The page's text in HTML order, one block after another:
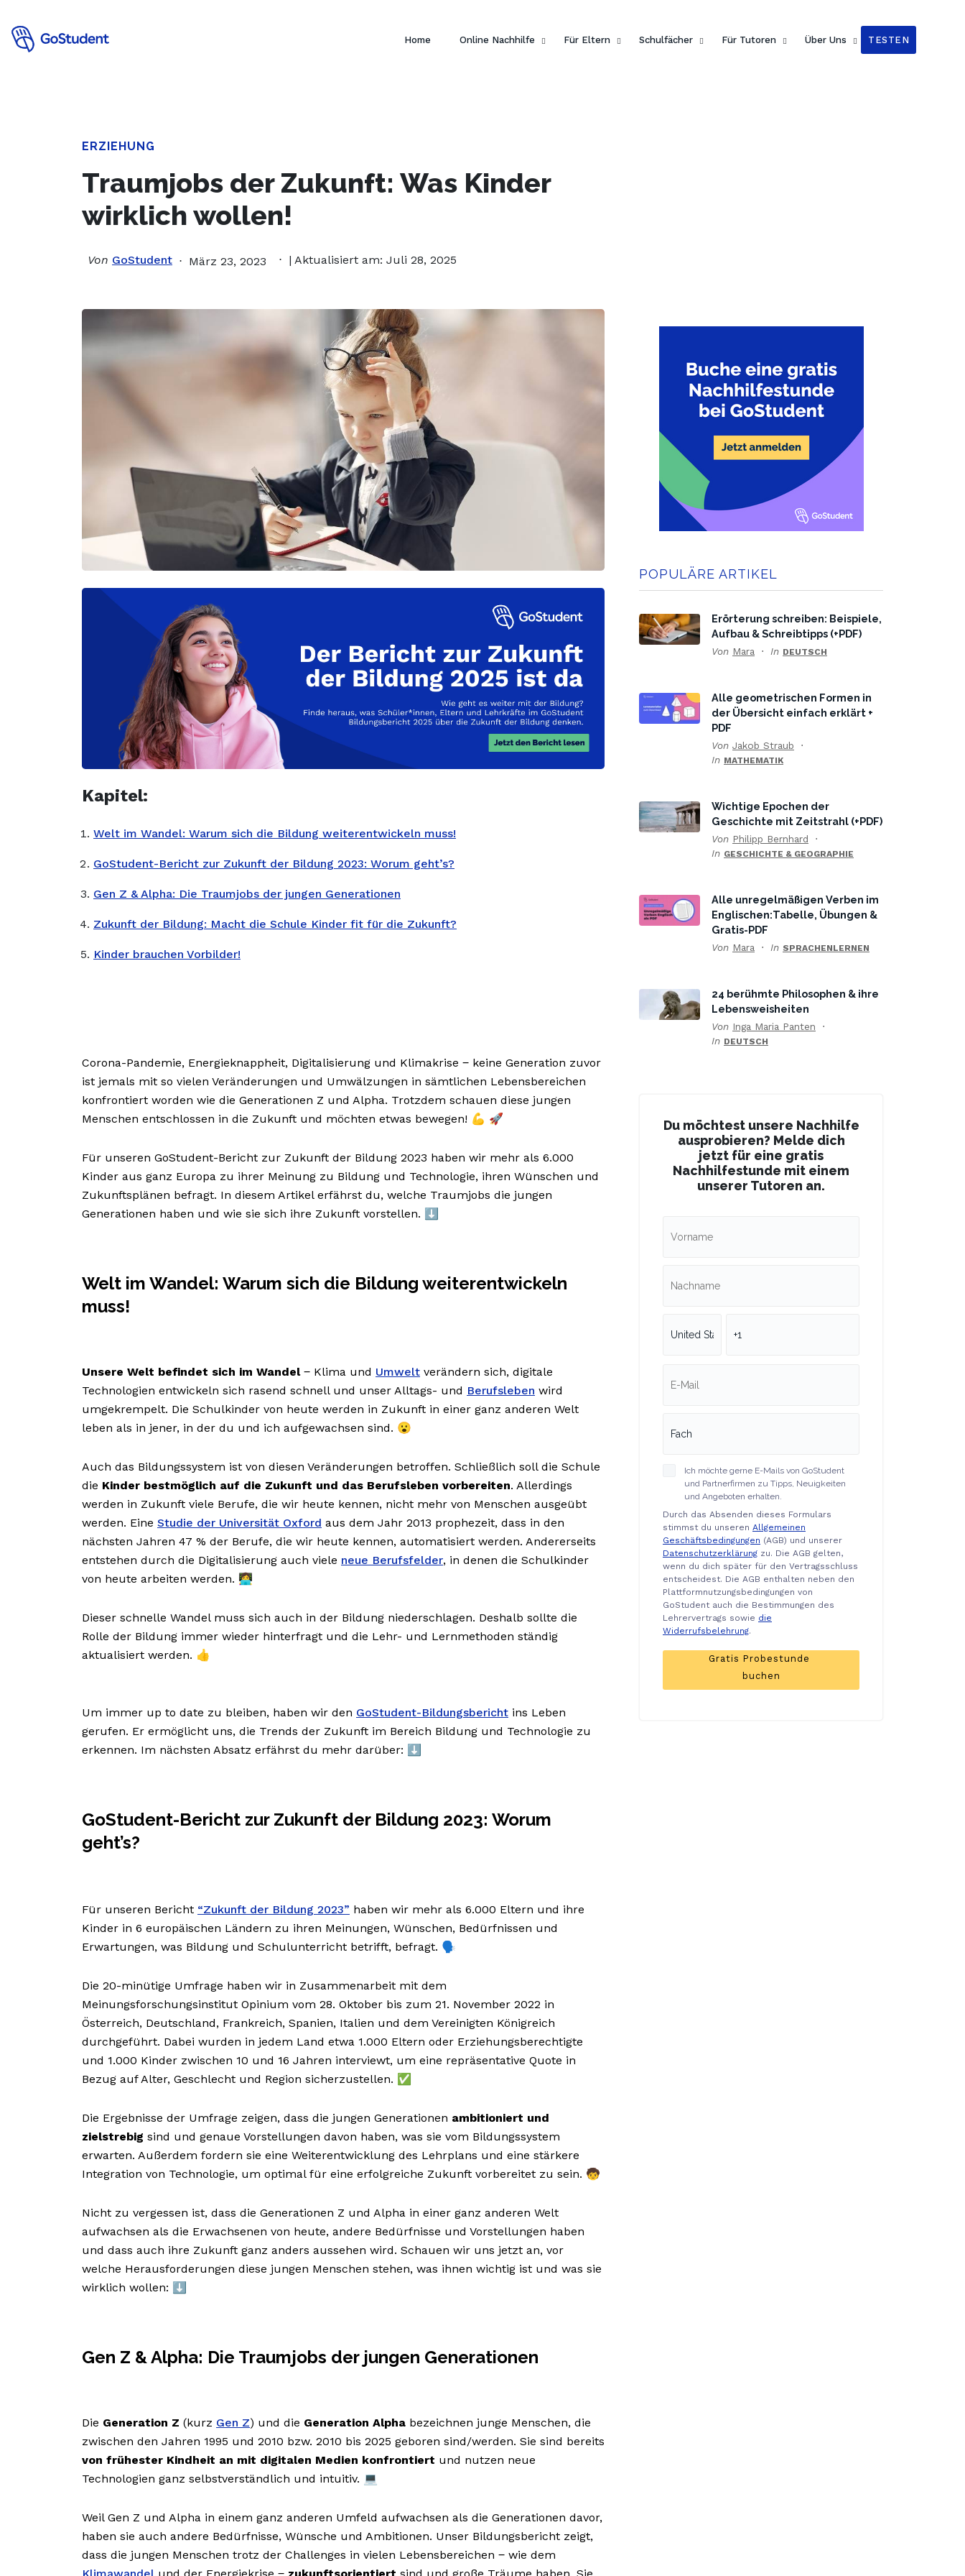
Home Online Nachhilfe Für Eltern Schulfächer Für Tutoren Über Uns TESTEN
ERZIEHUNG
Traumjobs der Zukunft: Was Kinder
wirklich wollen!
Von GoStudent März 23, 2023 | Aktualisiert am: Juli 28, 2025
Kapitel:
Welt im Wandel: Warum sich die Bildung weiterentwickeln muss!
GoStudent-Bericht zur Zukunft der Bildung 2023: Worum geht’s?
Gen Z & Alpha: Die Traumjobs der jungen Generationen
Zukunft der Bildung: Macht die Schule Kinder fit für die Zukunft?
Kinder brauchen Vorbilder!
Corona-Pandemie, Energieknappheit, Digitalisierung und Klimakrise ‒ keine Generation zuvor
ist jemals mit so vielen Veränderungen und Umwälzungen in sämtlichen Lebensbereichen
konfrontiert worden wie die Generationen Z und Alpha. Trotzdem schauen diese jungen
Menschen entschlossen in die Zukunft und möchten etwas bewegen! 💪 🚀
Für unseren GoStudent-Bericht zur Zukunft der Bildung 2023 haben wir mehr als 6.000
Kinder aus ganz Europa zu ihrer Meinung zu Bildung und Technologie, ihren Wünschen und
Zukunftsplänen befragt. In diesem Artikel erfährst du, welche Traumjobs die jungen
Generationen haben und wie sie sich ihre Zukunft vorstellen. ⬇️
Welt im Wandel: Warum sich die Bildung weiterentwickeln
muss!
Unsere Welt befindet sich im Wandel‒ Klima und Umwelt verändern sich, digitale
Technologien entwickeln sich rasend schnell und unser Alltags- und Berufsleben wird
umgekrempelt. Die Schulkinder von heute werden in Zukunft in einer ganz anderen Welt
leben als in jener, in der du und ich aufgewachsen sind. 😮
Auch das Bildungssystem ist von diesen Veränderungen betroffen. Schließlich soll die Schule
die Kinder bestmöglich auf die Zukunft und das Berufsleben vorbereiten. Allerdings
werden in Zukunft viele Berufe, die wir heute kennen, nicht mehr von Menschen ausgeübt
werden. Eine Studie der Universität Oxford aus dem Jahr 2013 prophezeit, dass in den
nächsten Jahren 47 % der Berufe, die wir heute kennen, automatisiert werden. Andererseits
entstehen durch die Digitalisierung auch viele neue Berufsfelder, in denen die Schulkinder
von heute arbeiten werden. 👩‍💻
Dieser schnelle Wandel muss sich auch in der Bildung niederschlagen. Deshalb sollte die
Rolle der Bildung immer wieder hinterfragt und die Lehr- und Lernmethoden ständig
aktualisiert werden. 👍
Um immer up to date zu bleiben, haben wir den GoStudent-Bildungsbericht ins Leben
gerufen. Er ermöglicht uns, die Trends der Zukunft im Bereich Bildung und Technologie zu
erkennen. Im nächsten Absatz erfährst du mehr darüber: ⬇️
GoStudent-Bericht zur Zukunft der Bildung 2023: Worum
geht’s?
Für unseren Bericht “Zukunft der Bildung 2023” haben wir mehr als 6.000 Eltern und ihre
Kinder in 6 europäischen Ländern zu ihren Meinungen, Wünschen, Bedürfnissen und
Erwartungen, was Bildung und Schulunterricht betrifft, befragt. 🗣️
Die 20-minütige Umfrage haben wir in Zusammenarbeit mit dem
Meinungsforschungsinstitut Opinium vom 28. Oktober bis zum 21. November 2022 in
Österreich, Deutschland, Frankreich, Spanien, Italien und dem Vereinigten Königreich
durchgeführt. Dabei wurden in jedem Land etwa 1.000 Eltern oder Erziehungsberechtigte
und 1.000 Kinder zwischen 10 und 16 Jahren interviewt, um eine repräsentative Quote in
Bezug auf Alter, Geschlecht und Region sicherzustellen. ✅
Die Ergebnisse der Umfrage zeigen, dass die jungen Generationen ambitioniert und
zielstrebig sind und genaue Vorstellungen davon haben, was sie vom Bildungssystem
erwarten. Außerdem fordern sie eine Weiterentwicklung des Lehrplans und eine stärkere
Integration von Technologie, um optimal für eine erfolgreiche Zukunft vorbereitet zu sein. 🧒
Nicht zu vergessen ist, dass die Generationen Z und Alpha in einer ganz anderen Welt
aufwachsen als die Erwachsenen von heute, andere Bedürfnisse und Vorstellungen haben
und dass auch ihre Zukunft ganz anders aussehen wird. Schauen wir uns jetzt an, vor
welche Herausforderungen diese jungen Menschen stehen, was ihnen wichtig ist und was sie
wirklich wollen: ⬇️
Gen Z & Alpha: Die Traumjobs der jungen Generationen
Die Generation Z (kurz Gen Z) und die Generation Alpha bezeichnen junge Menschen, die
zwischen den Jahren 1995 und 2010 bzw. 2010 bis 2025 geboren sind/werden. Sie sind bereits
von frühester Kindheit an mit digitalen Medien konfrontiert und nutzen neue
Technologien ganz selbstverständlich und intuitiv. 💻
Weil Gen Z und Alpha in einem ganz anderen Umfeld aufwachsen als die Generationen davor,
haben sie auch andere Bedürfnisse, Wünsche und Ambitionen. Unser Bildungsbericht zeigt,
dass die jungen Menschen trotz der Challenges in vielen Lebensbereichen ‒ wie dem
POPULÄRE ARTIKEL
Erörterung schreiben: Beispiele,
Aufbau & Schreibtipps (+PDF)
Von Mara In DEUTSCH
Alle geometrischen Formen in
der Übersicht einfach erklärt +
PDF
Von Jakob Straub
In MATHEMATIK
Wichtige Epochen der
Geschichte mit Zeitstrahl (+PDF)
Von Philipp Bernhard
In GESCHICHTE & GEOGRAPHIE
Alle unregelmäßigen Verben im
Englischen:Tabelle, Übungen &
Gratis-PDF
Von Mara In SPRACHENLERNEN
24 berühmte Philosophen & ihre
Lebensweisheiten
Von Inga Maria Panten
In DEUTSCH
Du möchtest unsere Nachhilfe
ausprobieren? Melde dich
jetzt für eine gratis
Nachhilfestunde mit einem
unserer Tutoren an.
Ich möchte gerne E-Mails von GoStudent
und Partnerfirmen zu Tipps, Neuigkeiten
und Angeboten erhalten.
Durch das Absenden dieses Formulars
stimmst du unseren Allgemeinen
Geschäftsbedingungen (AGB) und unserer
Datenschutzerklärung zu. Die AGB gelten,
wenn du dich später für den Vertragsschluss
entscheidest. Die AGB enthalten neben den
Plattformnutzungsbedingungen von
GoStudent auch die Bestimmungen des
Lehrervertrags sowie die
Widerrufsbelehrung.